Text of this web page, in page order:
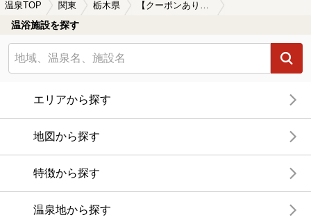
温泉TOP 関東 栃木県 【クーポンあり】栃木の日帰り温泉、スーパー銭湯おすすめ
温浴施設を探す
エリアから探す
地図から探す
特徴から探す
温泉地から探す